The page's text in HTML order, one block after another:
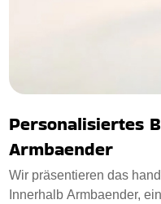
Personalisiertes
Armbaender
Wir präsentieren das
Innerhalb Armbaender,